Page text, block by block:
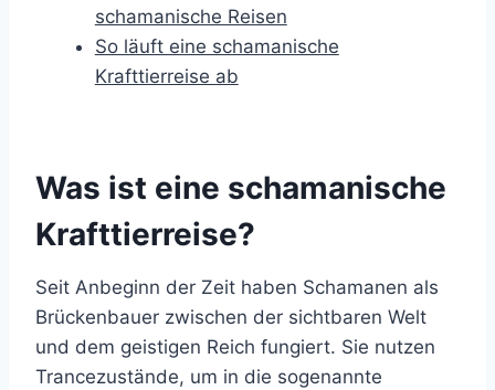
schamanische Reisen
So läuft eine schamanische
Krafttierreise ab
Was ist eine schamanische
Krafttierreise?
Seit Anbeginn der Zeit haben Schamanen als
Brückenbauer zwischen der sichtbaren Welt
und dem geistigen Reich fungiert. Sie nutzen
Trancezustände, um in die sogenannte